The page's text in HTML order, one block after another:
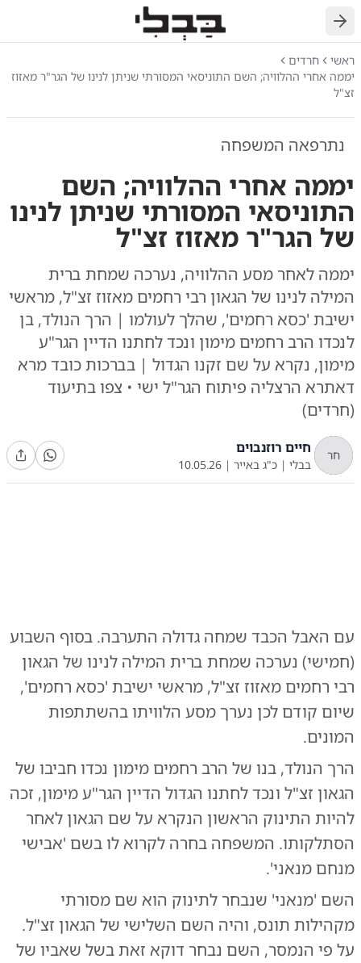
חזרה
ראשי
חרדים
יממה אחרי ההלוויה; השם התוניסאי המסורתי שניתן לנינו של הגר"ר מאזוז
זצ"ל
נתרפאה המשפחה
יממה אחרי ההלוויה; השם
התוניסאי המסורתי שניתן לנינו
של הגר"ר מאזוז זצ"ל
יממה לאחר מסע ההלוויה, נערכה שמחת ברית
המילה לנינו של הגאון רבי רחמים מאזוז זצ"ל, מראשי
ישיבת 'כסא רחמים', שהלך לעולמו | הרך הנולד, בן
לנכדו הרב רחמים מימון ונכד לחתנו הדיין הגר"ע
מימון, נקרא על שם זקנו הגדול | בברכות כובד מרא
דאתרא הרצליה פיתוח הגר"ל ישי • צפו בתיעוד
(חרדים)
חר חיים רוזנבוים
בבלי | כ"ג באייר |
10.05.26
שמחת הברית בבית משפחת מאזוז |צילום:צילום: יצחק סעדיה
עם האבל הכבד שמחה גדולה התערבה. בסוף השבוע
(חמישי) נערכה שמחת ברית המילה לנינו של הגאון
רבי רחמים מאזוז זצ"ל, מראשי ישיבת 'כסא רחמים',
שיום קודם לכן נערך מסע הלוויתו בהשתתפות
המונים.
הרך הנולד, בנו של הרב רחמים מימון נכדו חביבו של
הגאון זצ"ל ונכד לחתנו הגדול הדיין הגר"ע מימון, זכה
להיות התינוק הראשון הנקרא על שם הגאון לאחר
הסתלקותו. המשפחה בחרה לקרוא לו בשם 'אבישי
מנחם מנאני'.
השם 'מנאני' שנבחר לתינוק הוא שם מסורתי
מקהילות תונס, והיה השם השלישי של הגאון זצ"ל.
על פי הנמסר, השם נבחר דוקא זאת בשל שאביו של